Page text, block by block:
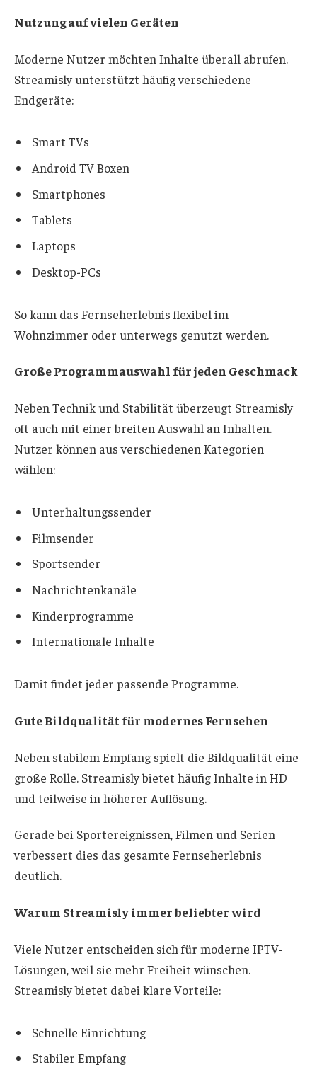
Nutzung auf vielen Geräten
Moderne Nutzer möchten Inhalte überall abrufen.
Streamisly unterstützt häufig verschiedene
Endgeräte:
Smart TVs
Android TV Boxen
Smartphones
Tablets
Laptops
Desktop-PCs
So kann das Fernseherlebnis flexibel im
Wohnzimmer oder unterwegs genutzt werden.
Große Programmauswahl für jeden Geschmack
Neben Technik und Stabilität überzeugt Streamisly
oft auch mit einer breiten Auswahl an Inhalten.
Nutzer können aus verschiedenen Kategorien
wählen:
Unterhaltungssender
Filmsender
Sportsender
Nachrichtenkanäle
Kinderprogramme
Internationale Inhalte
Damit findet jeder passende Programme.
Gute Bildqualität für modernes Fernsehen
Neben stabilem Empfang spielt die Bildqualität eine
große Rolle. Streamisly bietet häufig Inhalte in HD
und teilweise in höherer Auflösung.
Gerade bei Sportereignissen, Filmen und Serien
verbessert dies das gesamte Fernseherlebnis
deutlich.
Warum Streamisly immer beliebter wird
Viele Nutzer entscheiden sich für moderne IPTV-
Lösungen, weil sie mehr Freiheit wünschen.
Streamisly bietet dabei klare Vorteile:
Schnelle Einrichtung
Stabiler Empfang